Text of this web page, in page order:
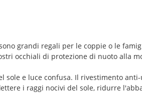
grandi regali per le coppie o le
occhiali di protezione di nuoto alla
sole e luce confusa. Il rivestimento
i raggi nocivi del sole, ridurre